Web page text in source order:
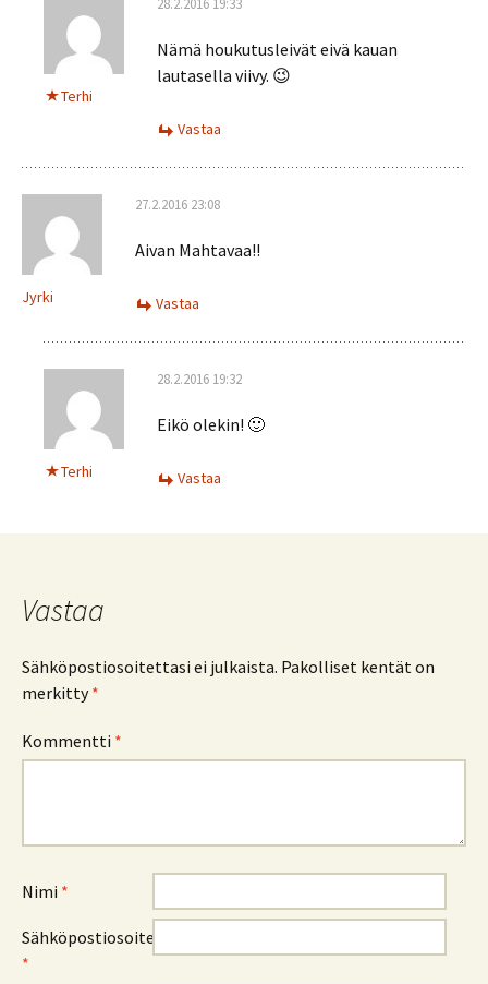
Terhi
28.2.2016 19:33
Nämä houkutusleivät eivä kauan
lautasella viivy. 😉
Vastaa
Jyrki
27.2.2016 23:08
Aivan Mahtavaa!!
Vastaa
Terhi
28.2.2016 19:32
Eikö olekin! 🙂
Vastaa
Vastaa
Sähköpostiosoitettasi ei julkaista. Pakolliset kentät on
merkitty*
Kommentti *
Nimi *
Sähköpostiosoite
*